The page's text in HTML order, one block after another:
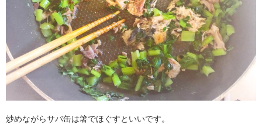
炒めながらサバ缶は箸でほぐすといいです。